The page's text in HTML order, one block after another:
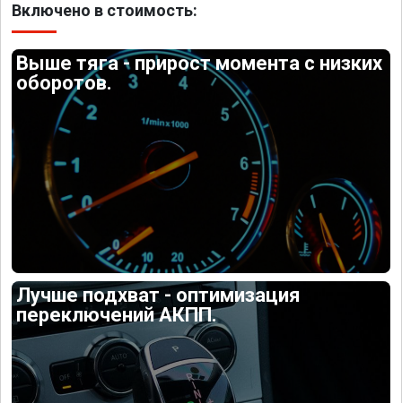
Включено в стоимость:
Выше тяга - прирост момента с низких
оборотов.
Лучше подхват - оптимизация
переключений АКПП.